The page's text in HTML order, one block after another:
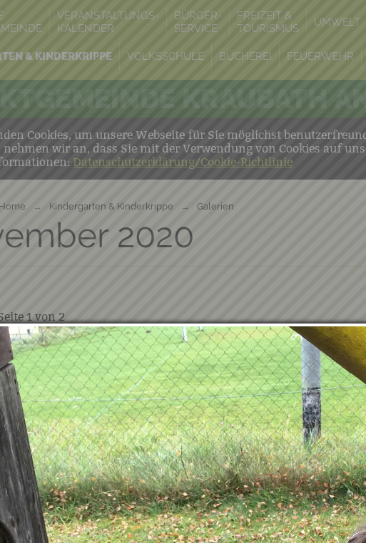
VERANSTALTUNGS-
KALENDER
BÜRGER-
SERVICE
FREIZEIT &
TOURISMUS
UMWELT
& KINDERKRIPPE VOLKSSCHULE BÜCHEREI FEUERWEHR
KRAUBATH
Cookies, um unsere Webseite für Sie möglichst
wir an, dass Sie mit der Verwendung von Cookies auf
Datenschutzerklärung/Cookie-Richtlinie
Home → Kindergarten & Kinderkrippe → Galerien
2020
1von2